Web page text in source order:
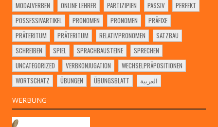
MODALVERBEN
ONLINE LEHRER PARTIZIPIEN PASSIV
PERFEKT
POSSESSIVARTIKEL
PRONOMEN PRONOMEN
PRÄFIXE
PRÄTERITUM
PRÄTERITUM RELATIVPRONOMEN
SATZBAU
SCHREIBEN
SPIEL SPRACHBAUSTEINE
SPRECHEN
UNCATEGORIZED
VERBKONJUGATION
WECHSELPRÄPOSITIONEN
WORTSCHATZ
ÜBUNGEN ÜBUNGSBLATT العربية
WERBUNG